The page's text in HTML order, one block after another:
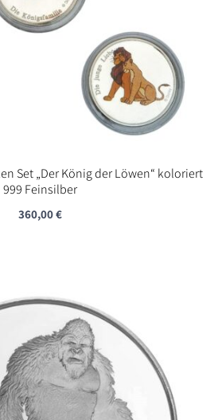
Set „Der König der Löwen“ koloriert
999 Feinsilber
360,00€